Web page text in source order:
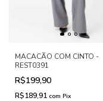
MACACÃO COM CINTO -
REST0391
R$199,90
R$189,91 com Pix